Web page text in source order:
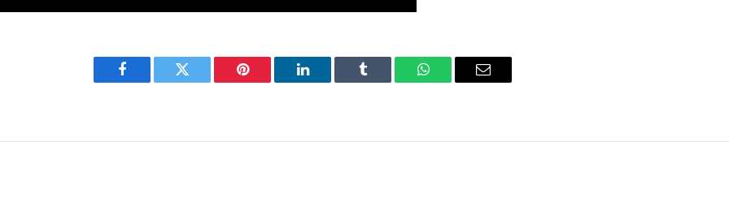
Facebook Twitter Pinterest LinkedIn Tumblr WhatsAppEmail